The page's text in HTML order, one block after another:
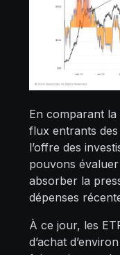
En comparant la
flux entrants
l’offre des
pouvons
absorber la
dépenses
À ce jour, les
d’achat